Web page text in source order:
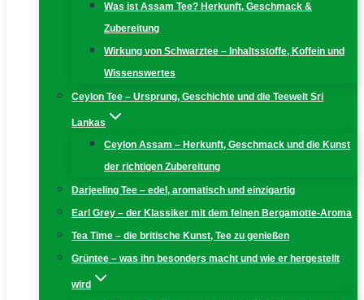
Was ist Assam Tee? Herkunft, Geschmack &
Zubereitung
Wirkung von Schwarztee – Inhaltsstoffe, Koffein und
Wissenswertes
Ceylon Tee – Ursprung, Geschichte und die Teewelt Sri
Lankas
Ceylon Assam – Herkunft, Geschmack und die Kunst
der richtigen Zubereitung
Darjeeling Tee – edel, aromatisch und einzigartig
Earl Grey – der Klassiker mit dem feinen Bergamotte-Aroma
Tea Time – die britische Kunst, Tee zu genießen
Grüntee – was ihn besonders macht und wie er hergestellt
wird